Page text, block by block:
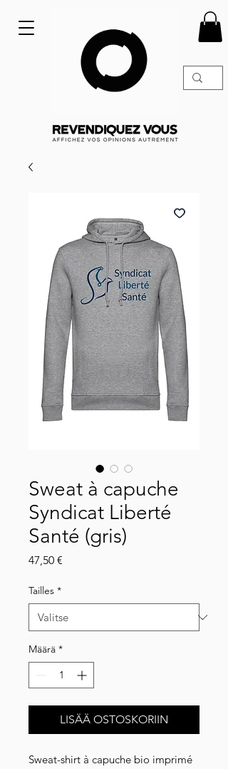
Sweat à capuche
Syndicat Liberté
Santé (gris)
47,50 €
Tailles *
Määrä *
LISÄÄ OSTOSKORIIN
Sweat-shirt à capuche bio imprimé